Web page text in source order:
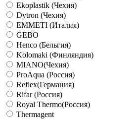
Ekoplastik (Чехия)
Dytron (Чехия)
EMMETI (Италия)
GEBO
Henco (Бельгия)
Kolomaki (Финляндия)
MIANO(Чехия)
ProAqua (Россия)
Reflex(Германия)
Rifar (Россия)
Royal Thermo(Россия)
Thermagent